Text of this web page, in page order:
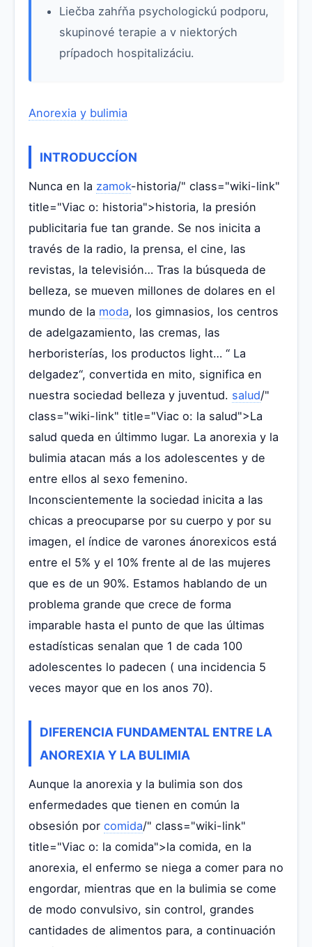
Liečba zahŕňa psychologickú podporu,
skupinové terapie a v niektorých
prípadoch hospitalizáciu.
Anorexia y bulimia
INTRODUCCÍON
Nunca en la zamok-historia/" class="wiki-link"
title="Viac o: historia">historia, la presión
publicitaria fue tan grande. Se nos inicita a
través de la radio, la prensa, el cine, las
revistas, la televisión… Tras la búsqueda de
belleza, se mueven millones de dolares en el
mundo de la moda, los gimnasios, los centros
de adelgazamiento, las cremas, las
herboristerías, los productos light… “ La
delgadez“, convertida en mito, significa en
nuestra sociedad belleza y juventud. salud/"
class="wiki-link" title="Viac o: la salud">La
salud queda en últimmo lugar. La anorexia y la
bulimia atacan más a los adolescentes y de
entre ellos al sexo femenino.
Inconscientemente la sociedad inicita a las
chicas a preocuparse por su cuerpo y por su
imagen, el índice de varones ánorexicos está
entre el 5% y el 10% frente al de las mujeres
que es de un 90%. Estamos hablando de un
problema grande que crece de forma
imparable hasta el punto de que las últimas
estadísticas senalan que 1 de cada 100
adolescentes lo padecen ( una incidencia 5
veces mayor que en los anos 70).
DIFERENCIA FUNDAMENTAL ENTRE LA
ANOREXIA Y LA BULIMIA
Aunque la anorexia y la bulimia son dos
enfermedades que tienen en común la
obsesión por comida/" class="wiki-link"
title="Viac o: la comida">la comida, en la
anorexia, el enfermo se niega a comer para no
engordar, mientras que en la bulimia se come
de modo convulsivo, sin control, grandes
cantidades de alimentos para, a continuación